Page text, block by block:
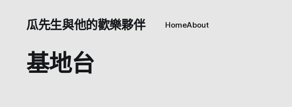
瓜先生與他的歡樂夥伴 HomeAbout
基地台